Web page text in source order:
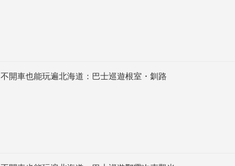
不開車也能玩遍北海道：巴士巡遊根室・釧路